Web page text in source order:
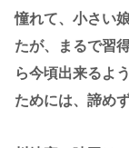
憧れて、小さい
たが、まるで習
ら今頃出来るよ
ためには、諦め